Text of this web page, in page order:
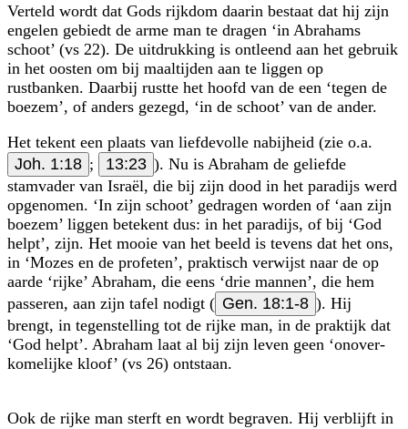
Verteld wordt dat Gods rijkdom daarin bestaat dat hij zijn
engelen gebiedt de arme man te dragen ‘in Abrahams
schoot’ (vs 22). De uitdrukking is ontleend aan het gebruik
in het oosten om bij maaltijden aan te liggen op
rustbanken. Daarbij rustte het hoofd van de een ‘tegen de
boezem’, of anders gezegd, ‘in de schoot’ van de ander.
Het tekent een plaats van liefdevolle nabijheid (zie o.a.
Joh. 1:18 ; 13:23 ). Nu is Abraham de geliefde
stamvader van Israël, die bij zijn dood in het paradijs werd
opgenomen. ‘In zijn schoot’ gedragen worden of ‘aan zijn
boezem’ liggen betekent dus: in het paradijs, of bij ‘God
helpt’, zijn. Het mooie van het beeld is tevens dat het ons,
in ‘Mozes en de profeten’, praktisch verwijst naar de op
aarde ‘rijke’ Abraham, die eens ‘drie mannen’, die hem
passeren, aan zijn tafel nodigt ( Gen. 18:1-8 ). Hij
brengt, in tegenstelling tot de rijke man, in de praktijk dat
‘God helpt’. Abraham laat al bij zijn leven geen ‘onover­
kome­lijke kloof’ (vs 26) ontstaan.
Ook de rijke man sterft en wordt begraven. Hij verblijft in